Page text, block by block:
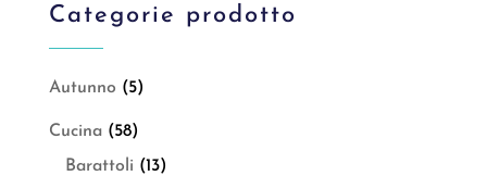
Categorie prodotto
Autunno (5)
Cucina (58)
Barattoli (13)